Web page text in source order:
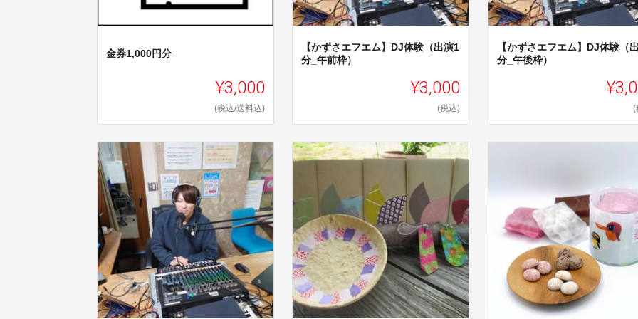
金券1,000円分
¥3,000
(税込/送料込)
【かずさエフエム】DJ体験（出演1
分_午前枠）
¥3,000
(税込)
【かずさエフエム】DJ体験（
分_午後枠）
(